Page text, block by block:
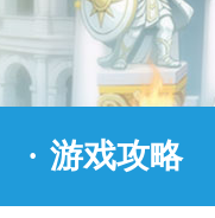
· 游戏攻略